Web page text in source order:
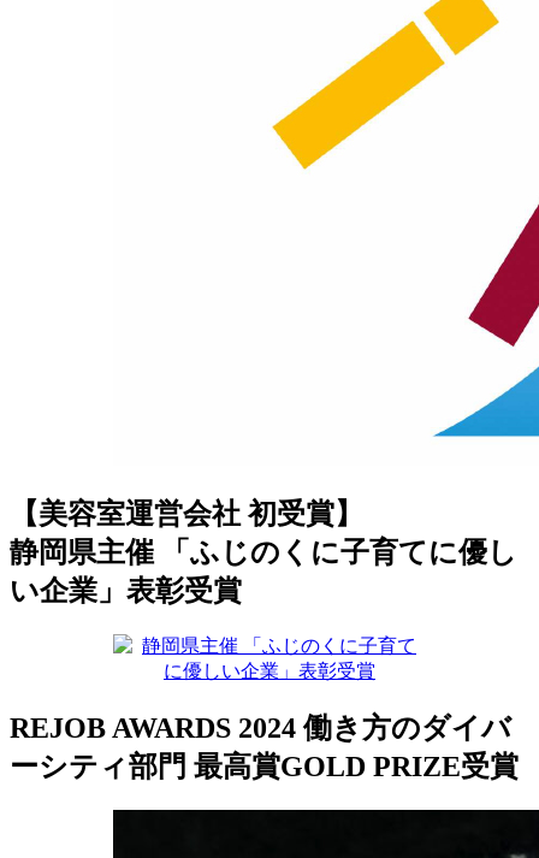
【美容室運営会社 初受賞】
静岡県主催 「ふじのくに子育てに優し
い企業」表彰受賞
REJOB AWARDS 2024 働き方のダイバ
ーシティ部門 最高賞GOLD PRIZE受賞